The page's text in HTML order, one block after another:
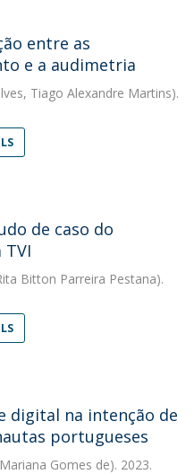
entre as
e a audimetria
Tiago Alexandre Martins).
de caso do
TVI
Bitton Parreira Pestana).
digital na intenção de
portugueses
Gomes de). 2023.